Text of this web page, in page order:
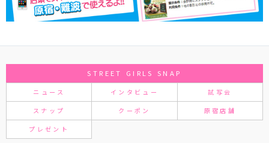
STREET GIRLS SNAP
ニュース インタビュー 試写会
スナップ クーポン 原宿店舗
プレゼント